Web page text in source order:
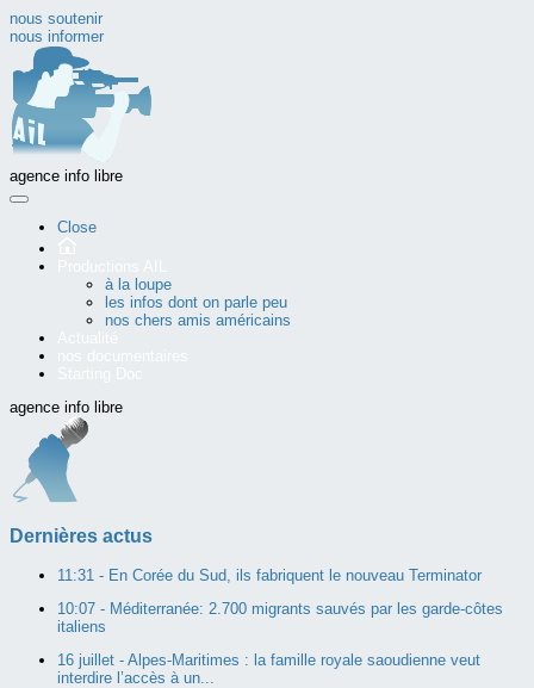
nous soutenir
nous informer
agence info libre
Close
à la loupe
les infos dont on parle peu
nos chers amis américains
agence info libre
Dernières actus
11:31 - En Corée du Sud, ils fabriquent le nouveau Terminator
10:07 - Méditerranée: 2.700 migrants sauvés par les garde-côtes
italiens
16 juillet - Alpes-Maritimes : la famille royale saoudienne veut
interdire l’accès à un...